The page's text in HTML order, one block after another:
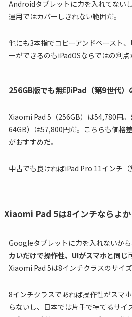
Androidタブレットに力を入れてない
運用ではカバーしきれない範囲だ。
他にも3本指でコピーアンドペースト
ーができるのもiPadOSならではの利点
256GB版でも無印iPad（第9世代）
Xiaomi Pad 5（256GB）は54,780円。
64GB）は57,800円だ。こちらも価格
がおすすめだ。
中古でも良ければiPad Pro 11インチ（
Xiaomi Pad 5は8インチならよ
Googleタブレットに力を入れないか
カいだけで操作性、UIがスマホと同じ
Xiaomi Pad 5は8インチクラスのサイ
8インチクラスであれば操作性がスマ
らないし、日本では片手で持てるサイ